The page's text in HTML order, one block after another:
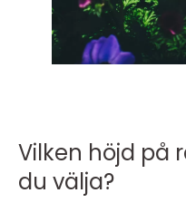
Vilken höjd på
du välja?